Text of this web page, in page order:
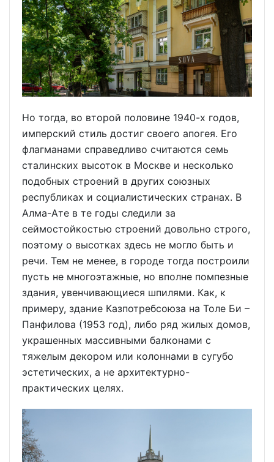
Но тогда, во второй половине 1940-х годов,
имперский стиль достиг своего апогея. Его
флагманами справедливо считаются семь
сталинских высоток в Москве и несколько
подобных строений в других союзных
республиках и социалистических странах. В
Алма-Ате в те годы следили за
сеймостойкостью строений довольно строго,
поэтому о высотках здесь не могло быть и
речи. Тем не менее, в городе тогда построили
пусть не многоэтажные, но вполне помпезные
здания, увенчивающиеся шпилями. Как, к
примеру, здание Казпотребсоюза на Толе Би –
Панфилова (1953 год), либо ряд жилых домов,
украшенных массивными балконами с
тяжелым декором или колоннами в сугубо
эстетических, а не архитектурно-
практических целях.